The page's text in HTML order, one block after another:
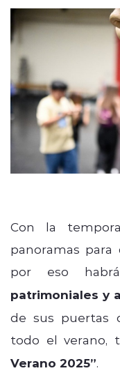
Con la
panoramas
por eso
patrimoniales y
de sus puertas
todo el verano,
Verano 2025”.